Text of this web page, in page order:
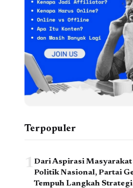
Terpopuler
1 Dari Aspirasi
Politik Nasional, Partai
Tempuh Langkah